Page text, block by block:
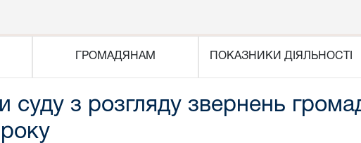
ГРОМАДЯНАМ ПОКАЗНИКИ ДІЯЛЬНОСТІ
суду з розгляду звернень